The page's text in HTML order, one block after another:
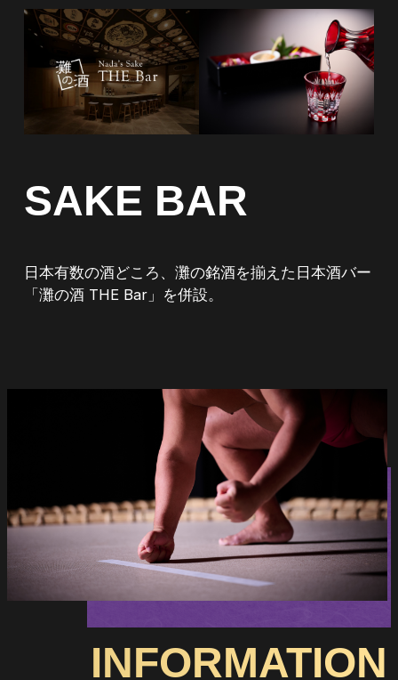
SAKE BAR
日本有数の酒どころ、灘の銘酒を揃えた日本酒バー
「灘の酒 THE Bar」を併設。
INFORMATION